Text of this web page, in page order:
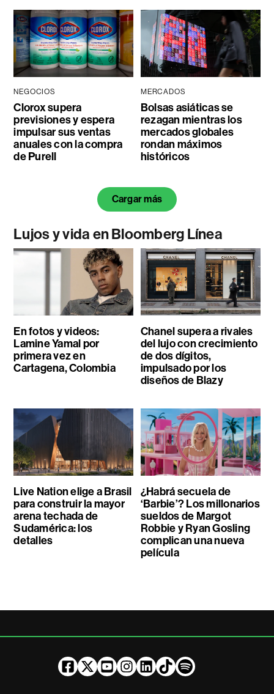
NEGOCIOS
Clorox supera
previsiones y espera
impulsar sus ventas
anuales con la compra
de Purell
MERCADOS
Bolsas asiáticas se
rezagan mientras los
mercados globales
rondan máximos
históricos
Cargar más
Lujos y vida en Bloomberg Línea
En fotos y videos:
Lamine Yamal por
primera vez en
Cartagena, Colombia
Chanel supera a rivales
del lujo con crecimiento
de dos dígitos,
impulsado por los
diseños de Blazy
Live Nation elige a Brasil
para construir la mayor
arena techada de
Sudamérica: los
detalles
¿Habrá secuela de
‘Barbie’? Los millonarios
sueldos de Margot
Robbie y Ryan Gosling
complican una nueva
película